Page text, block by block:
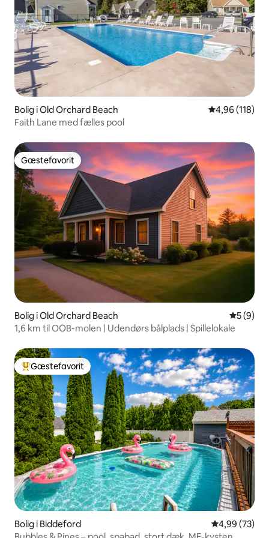
Bolig i Old Orchard Beach 4,96 ud af 5 i
4,96 (118)
Faith Lane med fælles pool
Gæstefavorit
Gæstefavorit
Bolig i Old Orchard Beach 5 ud af 5
5 (9)
1,6 km til OOB-molen | Udendørs bålplads | Spillelokale
Bedste gæstefavorit
Gæstefavorit
Bolig i Biddeford 4,99 ud af 5 i
4,99 (73)